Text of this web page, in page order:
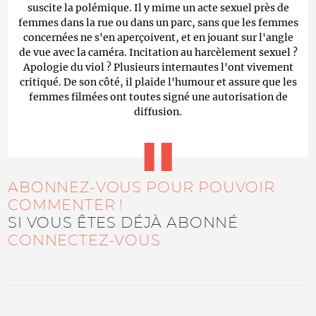
suscite la polémique. Il y mime un acte sexuel près de
femmes dans la rue ou dans un parc, sans que les femmes
concernées ne s'en aperçoivent, et en jouant sur l'angle
de vue avec la caméra. Incitation au harcèlement sexuel ?
Apologie du viol ? Plusieurs internautes l'ont vivement
critiqué. De son côté, il plaide l'humour et assure que les
femmes filmées ont toutes signé une autorisation de
diffusion.
ABONNEZ-VOUS POUR POUVOIR
COMMENTER !
SI VOUS ÊTES DÉJÀ ABONNÉ
CONNECTEZ-VOUS